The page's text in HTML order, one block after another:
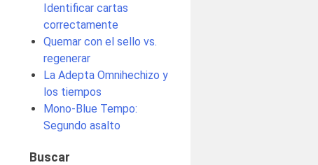
Identificar cartas
correctamente
Quemar con el sello vs.
regenerar
La Adepta Omnihechizo y
los tiempos
Mono-Blue Tempo:
Segundo asalto
Buscar